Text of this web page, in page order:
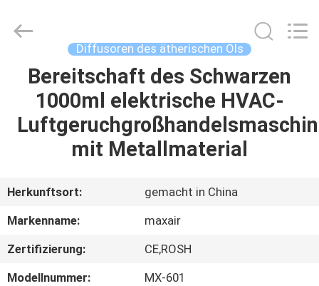
HAUS
PRODUKTE
UNS
AUSFLUG
Reserved.
Diffusoren des ätherischen Öls
Bereitschaft des Schwarzen
1000ml elektrische HVAC-
mit Metallmaterial
Herkunftsort:
gemacht in China
Markenname:
maxair
Zertifizierung:
CE,ROSH
Modellnummer:
MX-601